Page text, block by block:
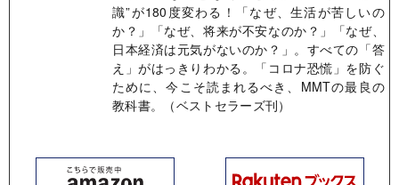
識”が180度変わる！「なぜ、生活が苦しいの
か？」「なぜ、将来が不安なのか？」「なぜ、
日本経済は元気がないのか？」。すべての「答
え」がはっきりわかる。「コロナ恐慌」を防ぐ
ために、今こそ読まれるべき、MMTの最良の
教科書。（ベストセラーズ刊）